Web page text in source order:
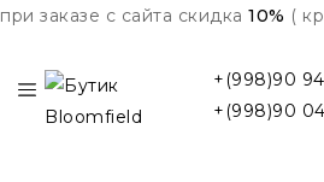
при заказе с сайта скидка 10% (
+(998)90
+(998)90